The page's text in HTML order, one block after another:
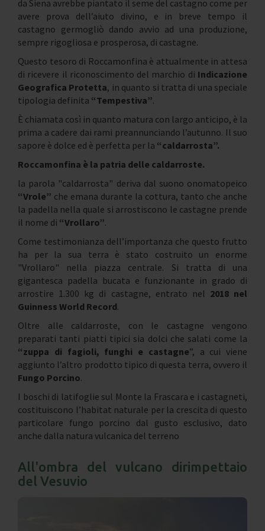
da Siena avrebbe piantato il seme del castagno come per
avere prova dell’aiuto divino, e in breve tempo il
castagno germogliò dando avvio ad una produzione,
sempre rigogliosa e prosperosa, di castagne.
Questo tesoro di Roccamonfina è attualmente in attesa
di ricevere il riconoscimento del marchio di Indicazione
Geografica Protetta, in quanto si tratta di una speciale
tipologia definita “Tempestiva”.
È chiamata così in quanto matura con largo anticipo, è la
prima a cadere dai rami preannunciando l’autunno. Il suo
sapore è dolce ed è perfetta per la “caldarrosta”.
Roccamonfina è la patria delle caldarroste.
la parola "caldarrosta" deriva dal suono onomatopeico
“Vrole” che emana durante la cottura, tanto che anche
la padella nella quale si arrostiscono le castagne prende
il nome di “Vrollaro”.
Come testimonianza dell’importanza che questo frutto
ha per la sua terra è stato costruito un enorme
"Vrollaro" nella piazza centrale. Si tratta di una
gigantesca padella bucata e funzionante in grado di
arrostire 1.300 kg di castagne, entrato nel 2018 nel
Guinness World Record.
Oltre alle caldarroste, con le castagne vengono
preparati tanti piatti tipici sia dolci che salati come la
“zuppa di fagioli, funghi e castagne”, a cui viene
aggiunto l’altro prodotto tipico di questa terra, ovvero il
Fungo Porcino.
I boschi di latifoglie sul Monte la Frascara e i castagneti,
costituiscono l’habitat naturale per la crescita di questo
particolare fungo porcino dal gusto esclusivo, dato
anche dalla natura vulcanica del terreno
All'ombra del vulcano dirimpettaio
del Vesuvio